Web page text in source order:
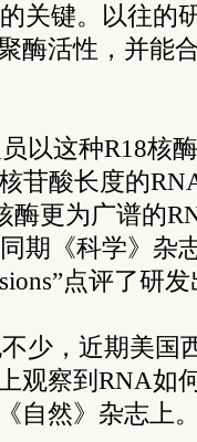
关键。以往的
酶活性，并能
以这种R18核
苷酸长度的
酶更为广谱的
期《科学》杂
点评了研
少，近期美国
观察到RNA如
自然》杂志上